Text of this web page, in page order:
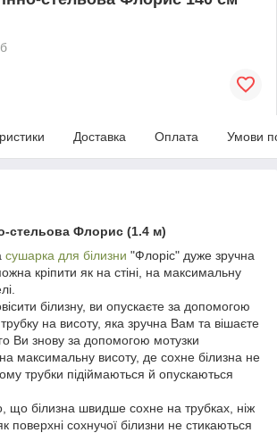
Доставка Оплата Умови
стельова Флорис (1.4 м)
сушарка для білизни "Флоріс" дуже зручна
кріпити як на стіні, на максимальну
білизну, ви опускаєте за допомогою
на висоту, яка зручна Вам та вішаєте
Ви знову за допомогою мотузки
на максимальну висоту, де сохне білизна не
трубки підіймаються й опускаються
що білизна швидше сохне на трубках, ніж
поверхні сохнучої білизни не стикаються